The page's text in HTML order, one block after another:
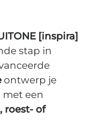
[inspira]
stap in
ontwerp je
met een
roest- of